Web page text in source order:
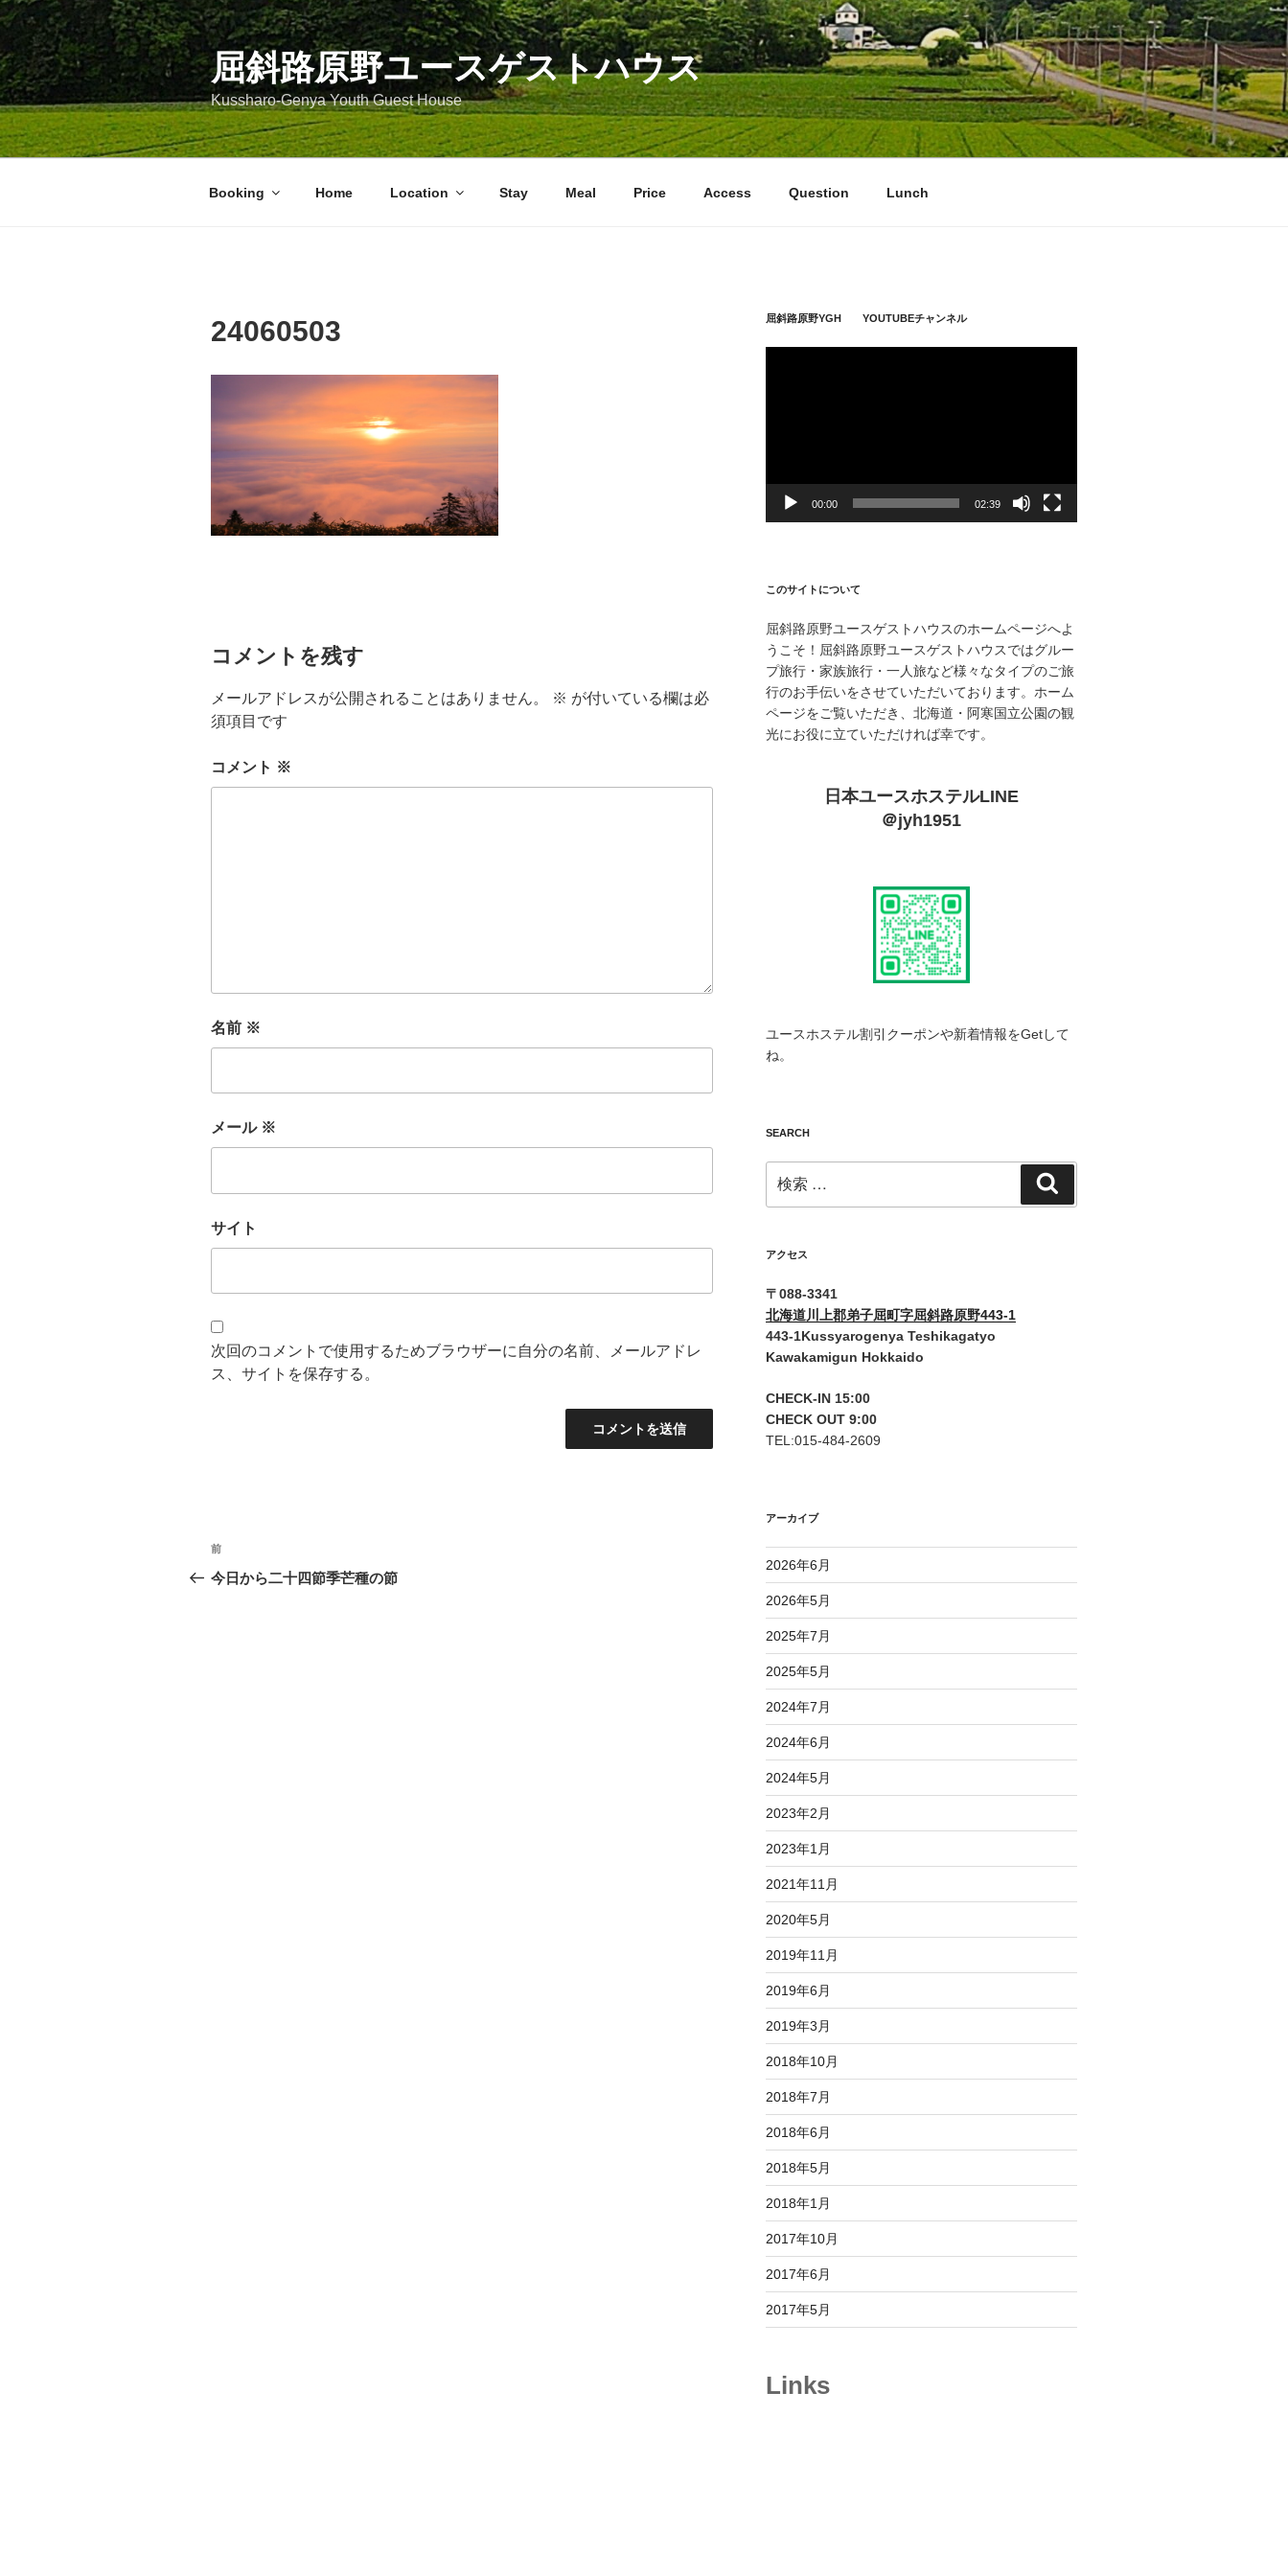
コ
テ
ン
ツ
へ
ス
屈斜路原野ユースゲストハウス
Kussharo-Genya Youth Guest House
Booking Home Location Stay Meal Price Access Question Lunch
24060503
コメントを残す
メールアドレスが公開されることはありません。 ※ が付いている欄は必
須項目です
コメント ※
名前 ※
メール ※
サイト
次回のコメントで使用するためブラウザーに自分の名前、メールアドレ
ス、サイトを保存する。
投
稿
過
去
前
今日から二十四節季芒種の節
屈斜路原野YGH YOUTUBEチャンネル
ー
00:00 02:39
このサイトについて
屈斜路原野ユースゲストハウスのホームページへよ
うこそ！屈斜路原野ユースゲストハウスではグルー
プ旅行・家族旅行・一人旅など様々なタイプのご旅
行のお手伝いをさせていただいております。ホーム
ページをご覧いただき、北海道・阿寒国立公園の観
光にお役に立ていただければ幸です。
日本ユースホステルLINE
＠jyh1951
ユースホステル割引クーポンや新着情報をGetして
ね。
SEARCH
索:
索
アクセス
〒088-3341
北海道川上郡弟子屈町字屈斜路原野443-1
443-1Kussyarogenya Teshikagatyo
Kawakamigun Hokkaido
CHECK-IN 15:00
CHECK OUT 9:00
TEL:015-484-2609
アーカイブ
2026年6月
2026年5月
2025年7月
2025年5月
2024年7月
2024年6月
2024年5月
2023年2月
2023年1月
2021年11月
2020年5月
2019年11月
2019年6月
2019年3月
2018年10月
2018年7月
2018年6月
2018年5月
2018年1月
2017年10月
2017年6月
2017年5月
Links